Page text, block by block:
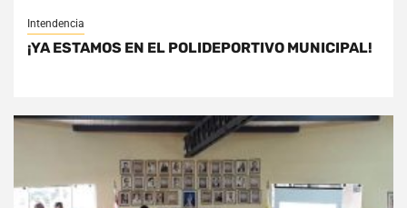
Intendencia
¡YA ESTAMOS EN EL POLIDEPORTIVO MUNICIPAL!